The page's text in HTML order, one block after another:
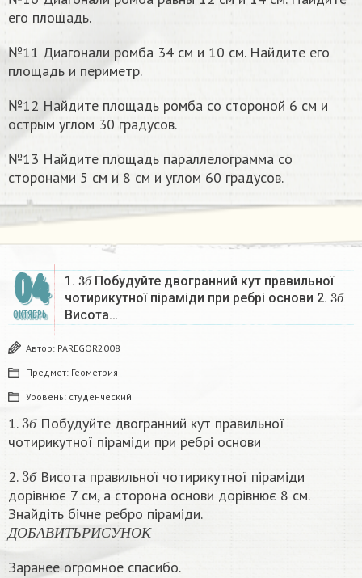
его площадь.
№11 Диагонали ромба 34 см и 10 см. Найдите его
площадь и периметр.
№12 Найдите площадь ромба со стороной 6 см и
острым углом 30 градусов.
№13 Найдите площадь параллелограмма со
сторонами 5 см и 8 см и углом 60 градусов.
04
ОКТЯБРЬ
1. б
3бПобудуйте двогранний кут правильної
чотирикутної піраміди при ребрi основи 2.
б
3б
Висота…
Автор: PAREGOR2008
Предмет: Геометрия
Уровень: студенческий
1. б
3 бПобудуйте двогранний кут правильної
чотирикутної піраміди при ребрi основи
2.
б
3 бВисота правильноï чотирикутної піраміди
дорівнює 7 см, а сторона основи дорівнює 8 см.
Знайдіть бічне ребро піраміди.
Д О БАВ И Т Ь Р И С У Н О К
ДОБАВИТЬРИСУНОК
Заранее огромное спасибо.​